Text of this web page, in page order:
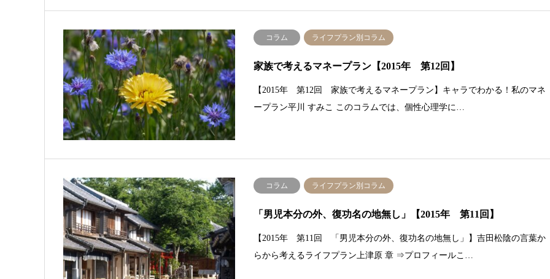
コラム ライフプラン別コラム
家族で考えるマネープラン【2015年 第12回】
【2015年 第12回 家族で考えるマネープラン】キャラでわかる！私のマネ
ープラン平川 すみこ このコラムでは、個性心理学に…
コラム ライフプラン別コラム
「男児本分の外、復功名の地無し」【2015年 第11回】
【2015年 第11回 「男児本分の外、復功名の地無し」】吉田松陰の言葉か
らから考えるライフプラン上津原 章 ⇒プロフィールこ…